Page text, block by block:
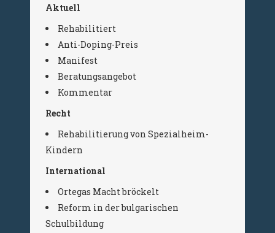
Aktuell
Rehabilitiert
Anti-Doping-Preis
Manifest
Beratungsangebot
Kommentar
Recht
Rehabilitierung von Spezialheim-
Kindern
International
Ortegas Macht bröckelt
Reform in der bulgarischen
Schulbildung